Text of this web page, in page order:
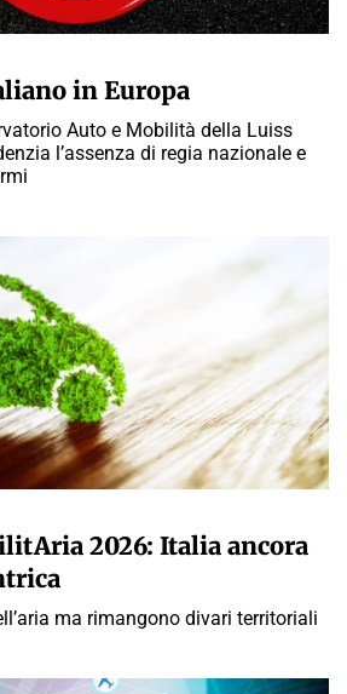
in Europa
Auto e Mobilità della Luiss
l’assenza di regia nazionale e
2026: Italia ancora
ma rimangono divari territoriali